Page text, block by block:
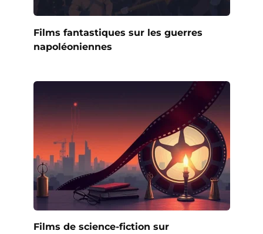
Films fantastiques sur les guerres
napoléoniennes
Films de science-fiction sur